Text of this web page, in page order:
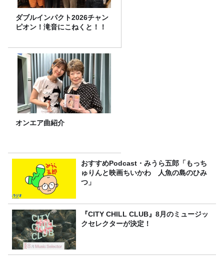
ダブルインパクト2026チャン
ピオン！滝音にこねくと！！
オンエア曲紹介
おすすめPodcast・みうら五郎「もっち
ゅりんと映画ちいかわ 人魚の島のひみ
つ」
『CITY CHILL CLUB』8月のミュージッ
クセレクターが決定！